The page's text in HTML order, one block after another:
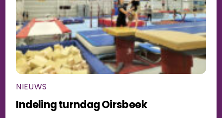
NIEUWS
Indeling turndag Oirsbeek